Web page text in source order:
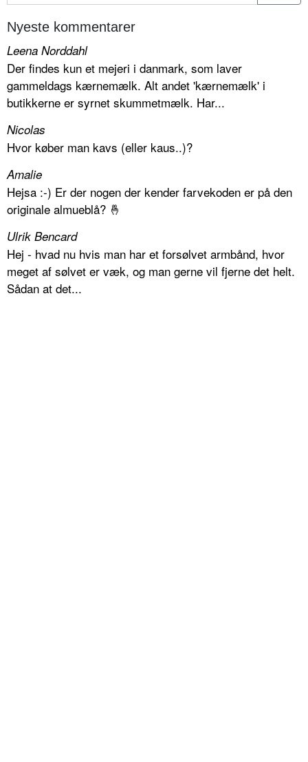
Nyeste kommentarer
Leena Norddahl
Der findes kun et mejeri i danmark, som laver
gammeldags kærnemælk. Alt andet 'kærnemælk' i
butikkerne er syrnet skummetmælk. Har...
Nicolas
Hvor køber man kavs (eller kaus..)?
Amalie
Hejsa :-) Er der nogen der kender farvekoden er på den
originale almueblå? 🤞
Ulrik Bencard
Hej - hvad nu hvis man har et forsølvet armbånd, hvor
meget af sølvet er væk, og man gerne vil fjerne det helt.
Sådan at det...